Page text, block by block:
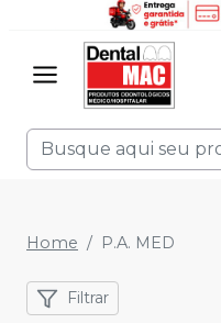
Home P.A. MED
Filtrar